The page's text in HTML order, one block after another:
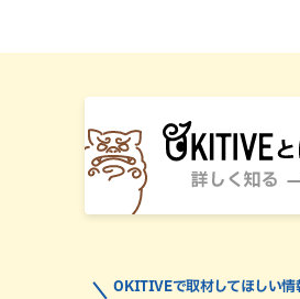
OKITIVEで取材してほしい情